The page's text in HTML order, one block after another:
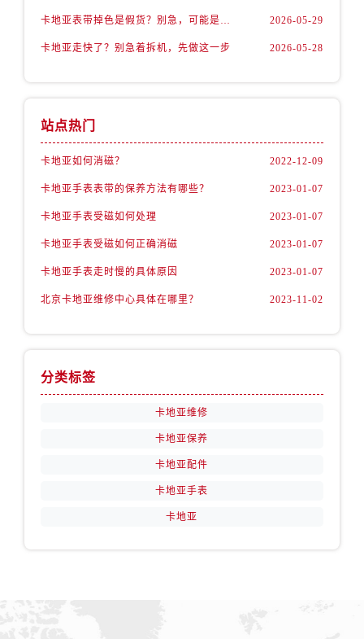
卡地亚表带掉色是假货？别急，可能是这些日常习惯惹的祸 2026-05-29
卡地亚走快了？别急着拆机，先做这一步 2026-05-28
站点热门
卡地亚如何消磁？ 2022-12-09
卡地亚手表表带的保养方法有哪些？ 2023-01-07
卡地亚手表受磁如何处理 2023-01-07
卡地亚手表受磁如何正确消磁 2023-01-07
卡地亚手表走时慢的具体原因 2023-01-07
北京卡地亚维修中心具体在哪里？ 2023-11-02
分类标签
卡地亚维修
卡地亚保养
卡地亚配件
卡地亚手表
卡地亚